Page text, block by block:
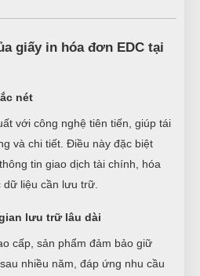
giấy in hóa đơn EDC tại
nét
với công nghệ tiên tiến, giúp tái
và chi tiết. Điều này đặc biệt
tin giao dịch tài chính, hóa
liệu cần lưu trữ.
lưu trữ lâu dài
cấp, sản phẩm đảm bảo giữ
nhiều năm, đáp ứng nhu cầu